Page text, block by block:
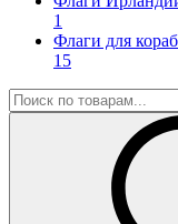
1
Флаги для
15